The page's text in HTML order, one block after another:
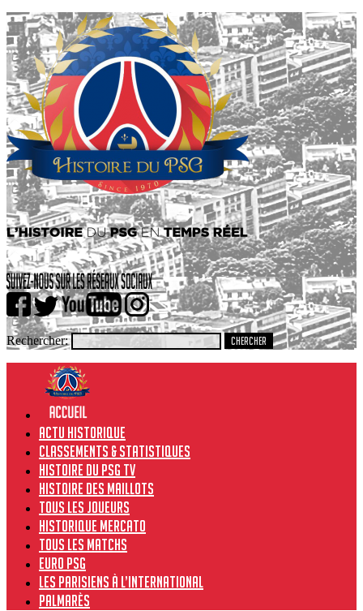
Rechercher:
Actu historique
Classements & Statistiques
Histoire du PSG TV
Histoire des maillots
Tous les joueurs
Historique Mercato
Tous les matchs
Euro PSG
Les Parisiens à l’international
Palmarès